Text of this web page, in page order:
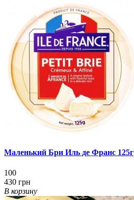
Маленький Бри Иль де Франс 125г
100
430 грн
В корзину